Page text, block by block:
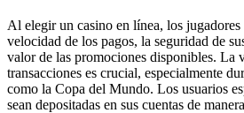
Al elegir un casino en línea, los jugadores
velocidad de los pagos, la seguridad de
valor de las promociones disponibles. La
transacciones es crucial, especialmente
como la Copa del Mundo. Los usuarios
sean depositadas en sus cuentas de